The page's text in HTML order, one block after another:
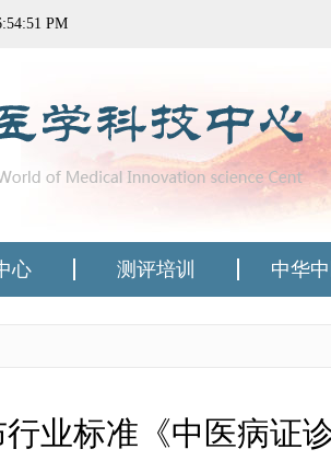
PM
心 测评培训 中华
业标准《中医病证